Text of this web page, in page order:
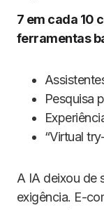
7 em cada 10
ferramentas
Pesquisa
“Virtual
A IA deixou de
exigência. E-